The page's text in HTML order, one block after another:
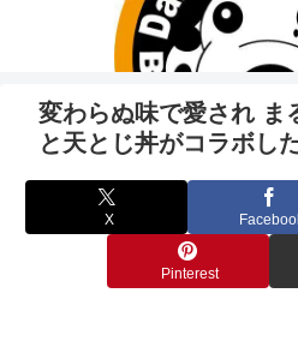
変わらぬ味で愛され ま
と天とじ丼がコラボし
X
Pinterest